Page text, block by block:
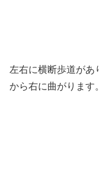
左右に横断歩道があ
から右に曲がります。